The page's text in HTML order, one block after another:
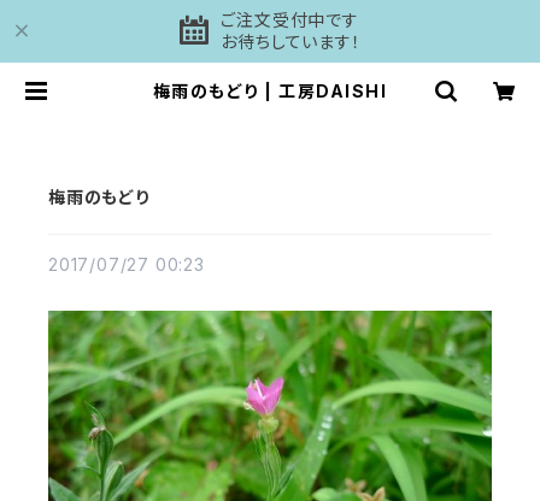
ご注文受付中です
お待ちしています！
梅雨のもどり | 工房DAISHI
梅雨のもどり
2017/07/27 00:23